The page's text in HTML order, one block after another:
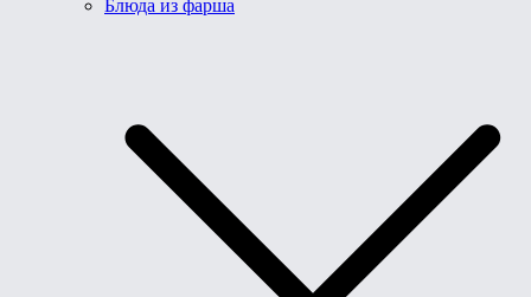
Блюда из фарша